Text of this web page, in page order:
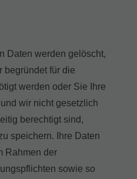
Daten werden gelöscht,
begründet für die
werden oder Sie Ihre
wir nicht gesetzlich
berechtigt sind,
speichern. Ihre Daten
Rahmen der
sowie so